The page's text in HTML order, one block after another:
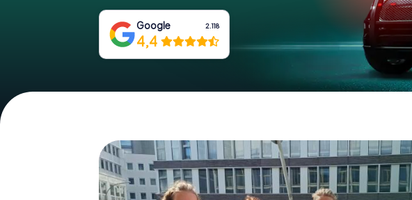
Google 2.118
4,4